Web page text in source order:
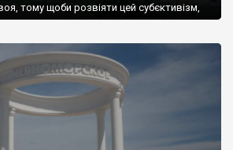
тому щоби розвіяти цей субєктивізм,
це